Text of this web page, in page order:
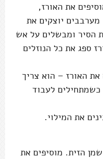
את האורז,
יוצקים את
הסיר ומבשלים על אש
ספג את כל הנוזלים
האורז – הוא צריך
לעבוד
את המילוי.
הזית. מוסיפים את